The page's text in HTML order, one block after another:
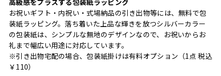
お祝いギフト・内祝い・式場納品の引き出物等には、無料で包
装紙ラッピング。落ち着いた上品な輝きを放つシルバーカラー
の包装紙は、シンプルな無地のデザインなので、お祝いからお
礼まで幅広い用途に対応しています。
※引き出物宅配の場合、包装紙掛けは有料オプション（1点 税込
￥110）